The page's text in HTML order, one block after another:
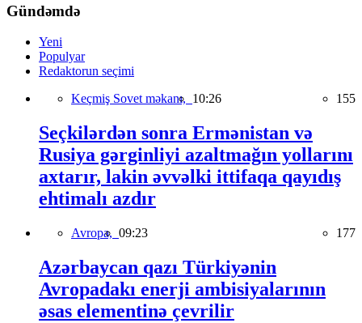
Gündəmdə
Yeni
Populyar
Redaktorun seçimi
Keçmiş Sovet məkanı, 10:26 155
Seçkilərdən sonra Ermənistan və
Rusiya gərginliyi azaltmağın yollarını
axtarır, lakin əvvəlki ittifaqa qayıdış
ehtimalı azdır
Avropa, 09:23 177
Azərbaycan qazı Türkiyənin
Avropadakı enerji ambisiyalarının
əsas elementinə çevrilir